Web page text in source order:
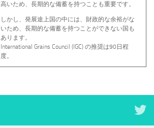
高いため、長期的な備蓄を持つことも重要です。
しかし、発展途上国の中には、財政的な余裕がな
いため、長期的な備蓄を持つことができない国も
あります。
International Grains Council (IGC) の推奨は90日程
度。